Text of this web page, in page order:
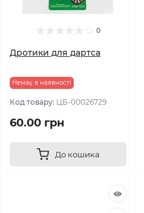
0
Дротики для дартса
Немає в наявності
Код товару: ЦБ-00026729
60.00 грн
До кошика